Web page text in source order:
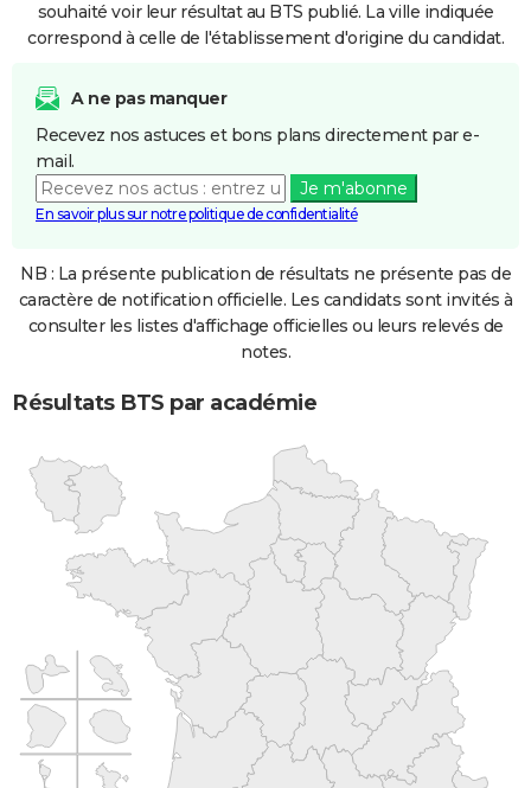
souhaité voir leur résultat au BTS publié. La ville indiquée
correspond à celle de l'établissement d'origine du candidat.
A ne pas manquer
Recevez nos astuces et bons plans directement par e-
mail.
Je m'abonne
En savoir plus sur notre politique de confidentialité
NB : La présente publication de résultats ne présente pas de
caractère de notification officielle. Les candidats sont invités à
consulter les listes d'affichage officielles ou leurs relevés de
notes.
Résultats BTS par académie